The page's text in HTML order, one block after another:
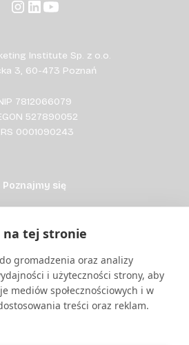
Institute Sp. z o.o.
3, 60-473 Poznań
7812066079
527890052
0001090243
Poznajmy się
Wydarzenia
Kontakt
Ucz się ze mną
na tej stronie
gromadzenia oraz analizy
i użyteczności strony, aby
mediów społecznościowych i w
treści oraz reklam.